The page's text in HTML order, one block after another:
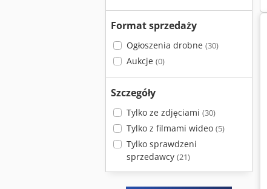
Format sprzedaży
Ogłoszenia drobne (30)
Aukcje (0)
Szczegóły
Tylko ze zdjęciami (30)
Tylko z filmami wideo (5)
Tylko sprawdzeni
sprzedawcy (21)